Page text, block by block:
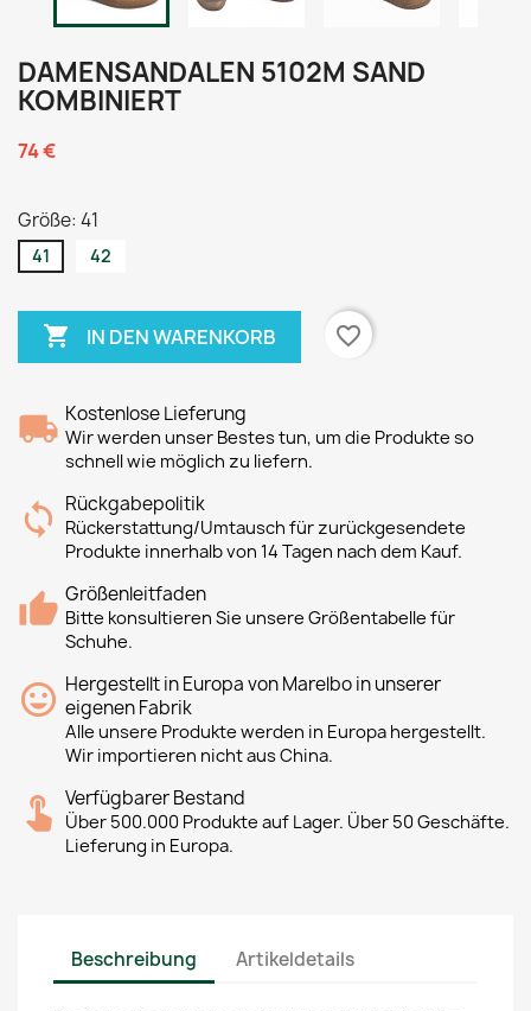
DAMENSANDALEN 5102M SAND
KOMBINIERT
74 €
Größe: 41
41 42
 IN DEN WARENKORB favorite_border
Kostenlose Lieferung
Wir werden unser Bestes tun, um die Produkte so
schnell wie möglich zu liefern.
Rückgabepolitik
Rückerstattung/Umtausch für zurückgesendete
Produkte innerhalb von 14 Tagen nach dem Kauf.
Größenleitfaden
Bitte konsultieren Sie unsere Größentabelle für
Schuhe.
Hergestellt in Europa von Marelbo in unserer
eigenen Fabrik
Alle unsere Produkte werden in Europa hergestellt.
Wir importieren nicht aus China.
Verfügbarer Bestand
Über 500.000 Produkte auf Lager. Über 50 Geschäfte.
Lieferung in Europa.
Beschreibung Artikeldetails